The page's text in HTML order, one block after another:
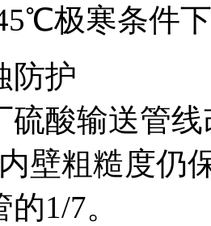
极寒条件
防护
硫酸输送管
壁粗糙度仍
1/7。